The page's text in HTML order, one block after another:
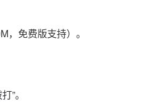
，免费版支持）。
”。